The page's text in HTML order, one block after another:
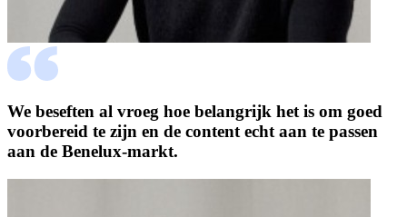
We beseften al vroeg hoe belangrijk het is om goed
voorbereid te zijn en de content echt aan te passen
aan de Benelux-markt.